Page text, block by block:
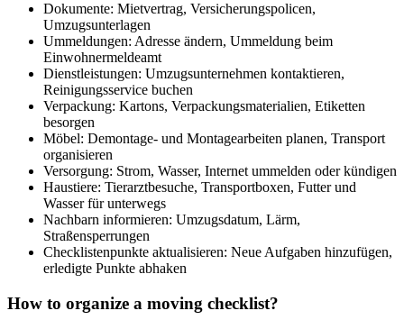
Dokumente: Mietvertrag, Versicherungspolicen,
Umzugsunterlagen
Ummeldungen: Adresse ändern, Ummeldung beim
Einwohnermeldeamt
Dienstleistungen: Umzugsunternehmen kontaktieren,
Reinigungsservice buchen
Verpackung: Kartons, Verpackungsmaterialien, Etiketten
besorgen
Möbel: Demontage- und Montagearbeiten planen, Transport
organisieren
Versorgung: Strom, Wasser, Internet ummelden oder kündigen
Haustiere: Tierarztbesuche, Transportboxen, Futter und
Wasser für unterwegs
Nachbarn informieren: Umzugsdatum, Lärm,
Straßensperrungen
Checklistenpunkte aktualisieren: Neue Aufgaben hinzufügen,
erledigte Punkte abhaken
How to organize a moving checklist?